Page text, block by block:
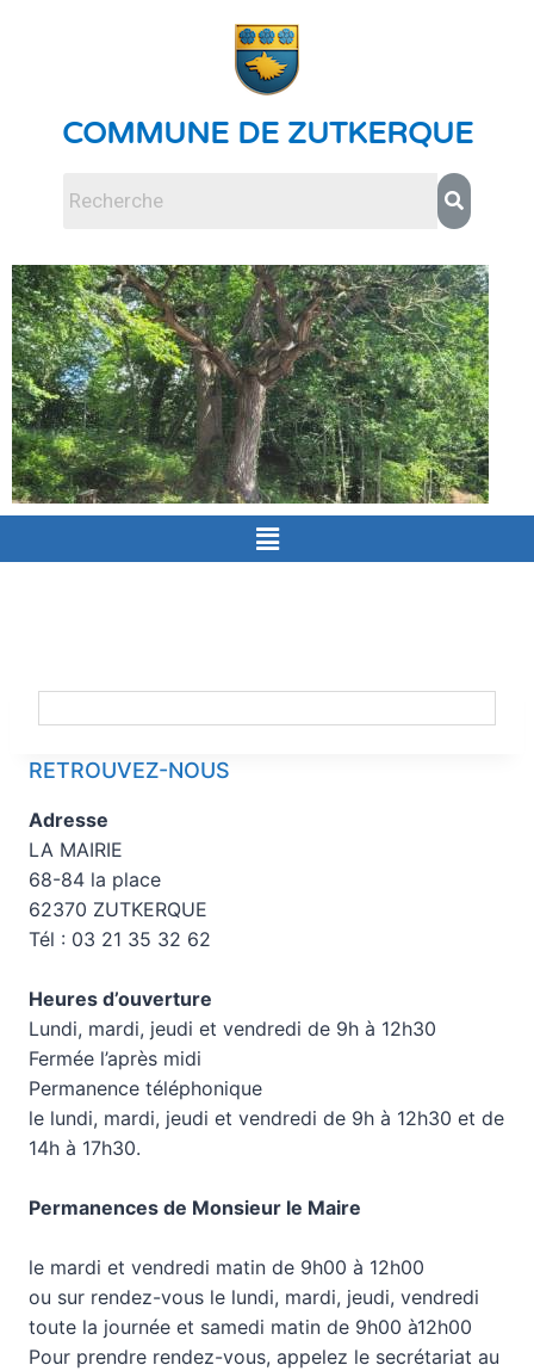
COMMUNE DE ZUTKERQUE
RETROUVEZ-NOUS
Adresse
LA MAIRIE
68-84 la place
62370 ZUTKERQUE
Tél : 03 21 35 32 62
Heures d’ouverture
Lundi, mardi, jeudi et vendredi de 9h à 12h30
Fermée l’après midi
Permanence téléphonique
le lundi, mardi, jeudi et vendredi de 9h à 12h30 et de
14h à 17h30.
Permanences de Monsieur le Maire
le mardi et vendredi matin de 9h00 à 12h00
ou sur rendez-vous le lundi, mardi, jeudi, vendredi
toute la journée et samedi matin de 9h00 à12h00
Pour prendre rendez-vous, appelez le secrétariat au